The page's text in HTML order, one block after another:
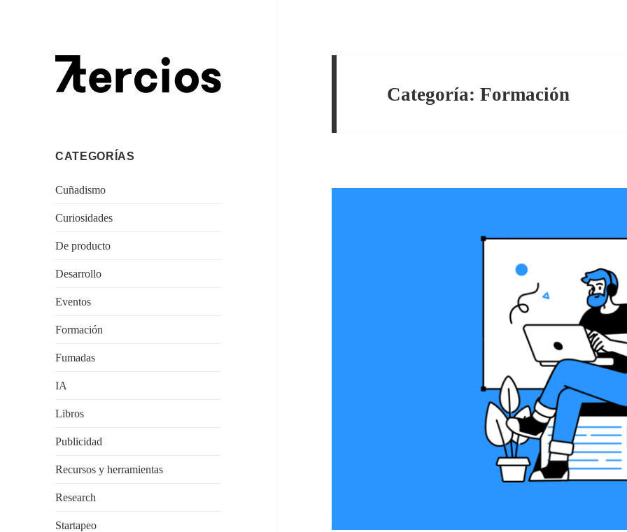
CATEGORÍAS
Cuñadismo
Curiosidades
De producto
Desarrollo
Eventos
Formación
Fumadas
IA
Libros
Publicidad
Recursos y herramientas
Research
Startapeo
Categoría:Formación